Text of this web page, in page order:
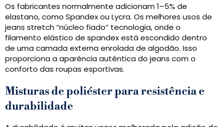
Os fabricantes normalmente adicionam 1–5% de
elastano, como Spandex ou Lycra. Os melhores usos de
jeans stretch “núcleo fiado” tecnologia, onde o
filamento elástico de spandex está escondido dentro
de uma camada externa enrolada de algodão. Isso
proporciona a aparência autêntica do jeans com o
conforto das roupas esportivas.
Misturas de poliéster para resistência e
durabilidade